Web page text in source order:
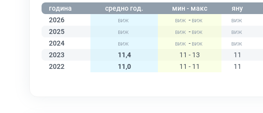
година средно год. мин - макс яну
2026
-
2025
-
2024
-
2023
11,4 11 - 13 11
2022
11,0 11 - 11 11